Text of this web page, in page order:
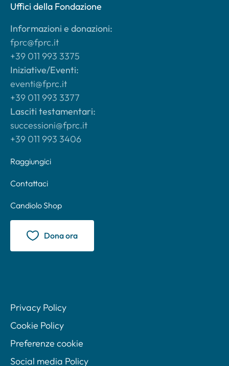
Uffici della Fondazione
Informazioni e donazioni:
fprc@fprc.it
+39 011 993 3375
Iniziative/Eventi:
eventi@fprc.it
+39 011 993 3377
Lasciti testamentari:
successioni@fprc.it
+39 011 993 3406
Raggiungici
Contattaci
Candiolo Shop
Dona ora
Privacy Policy
Cookie Policy
Preferenze cookie
Social media Policy